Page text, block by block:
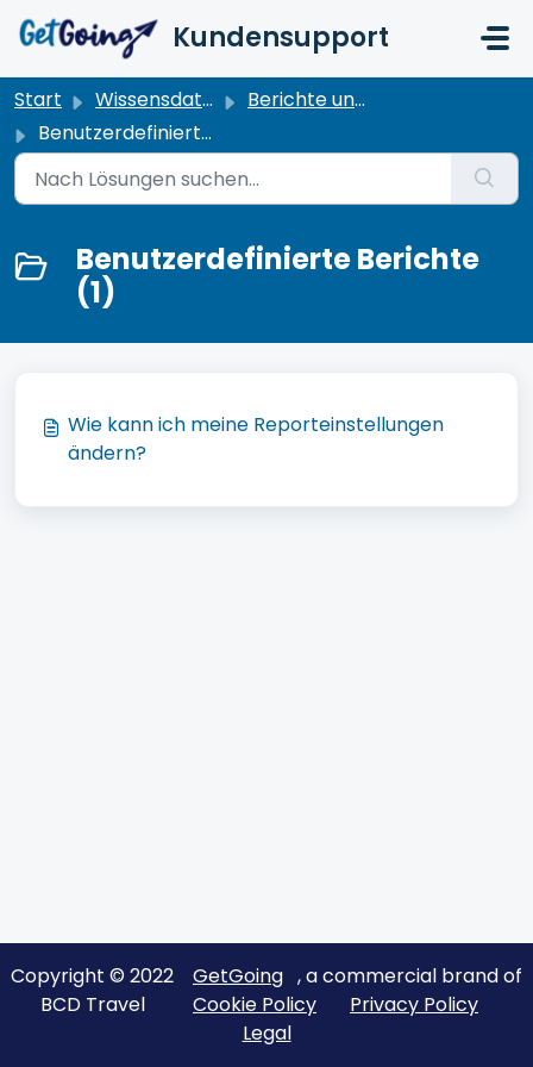
Kundensupport
Start Wissensdatenbank
Berichte und Analysen
Benutzerdefinierte Berichte
Benutzerdefinierte Berichte
(1)
Wie kann ich meine Reporteinstellungen
ändern?
Copyright © 2022 GetGoing , a commercial brand of
BCD Travel
Cookie Policy
Privacy Policy
Legal